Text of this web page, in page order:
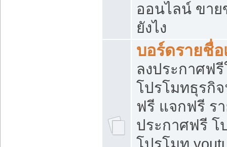
ออนไลน์ ขาย
ยังไง
บอร์ดรายชื่อ
ลงประกาศฟรี
โปรโมทธุรกิ
ฟรี แจกฟรี ร
ประกาศฟรี โ